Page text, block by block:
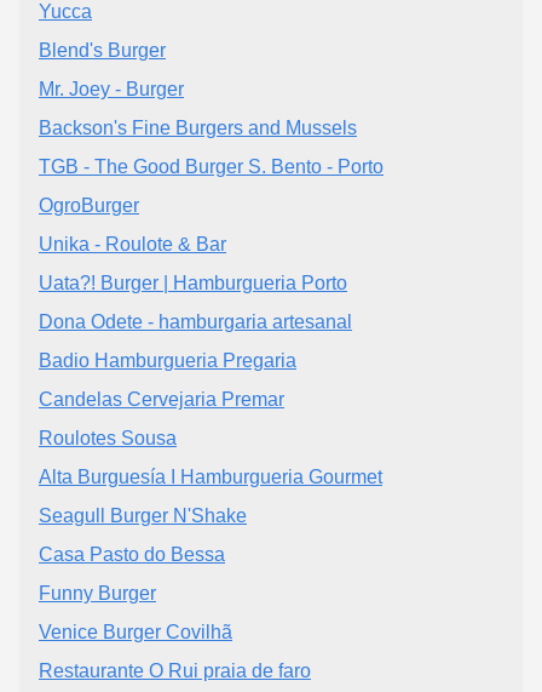
Yucca
Blend's Burger
Mr. Joey - Burger
Backson's Fine Burgers and Mussels
TGB - The Good Burger S. Bento - Porto
OgroBurger
Unika - Roulote & Bar
Uata?! Burger | Hamburgueria Porto
Dona Odete - hamburgaria artesanal
Badio Hamburgueria Pregaria
Candelas Cervejaria Premar
Roulotes Sousa
Alta Burguesía I Hamburgueria Gourmet
Seagull Burger N'Shake
Casa Pasto do Bessa
Funny Burger
Venice Burger Covilhã
Restaurante O Rui praia de faro